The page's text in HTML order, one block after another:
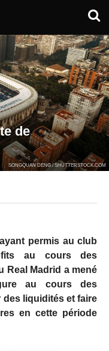
de
SONGQUAN DENG / SHUTTERSTOCK.COM
permis au club
au cours des
Real Madrid a mené
au cours des
liquidités et faire
en cette période